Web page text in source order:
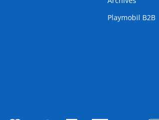
Playmobil B2B